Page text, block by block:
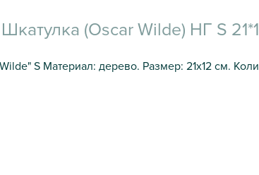
Шкатулка (Oscar Wilde) НГ S
S Материал: дерево. Размер: 21х12 см.